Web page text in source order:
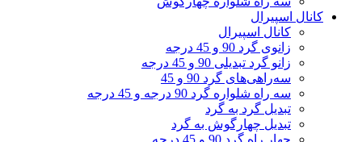
کانال اسپیرال
کانال اسپیرال
زانوی گرد 90 و 45 درجه
زانو گرد تبدیلی 90 و 45 درجه
سه‌راهی‌های گرد 90 و 45
سه راه شلواره گرد 90 درجه و 45 درجه
تبدیل گرد به گرد
تبدیل چهارگوش به گرد
چهار راه گرد 90 و 45 درجه